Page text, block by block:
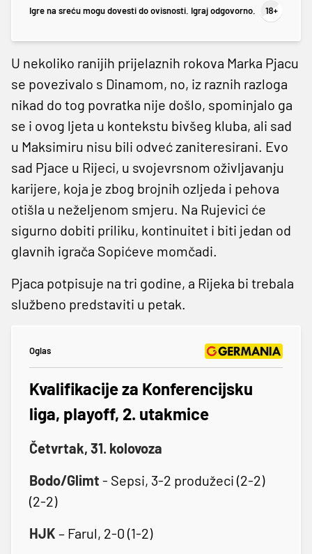
Igre na sreću mogu dovesti do ovisnosti. Igraj odgovorno.
U nekoliko ranijih prijelaznih rokova Marka Pjacu
se povezivalo s Dinamom, no, iz raznih razloga
nikad do tog povratka nije došlo, spominjalo ga
se i ovog ljeta u kontekstu bivšeg kluba, ali sad
u Maksimiru nisu bili odveć zaniteresirani. Evo
sad Pjace u Rijeci, u svojevrsnom oživljavanju
karijere, koja je zbog brojnih ozljeda i pehova
otišla u neželjenom smjeru. Na Rujevici će
sigurno dobiti priliku, kontinuitet i biti jedan od
glavnih igrača Sopićeve momčadi.
Pjaca potpisuje na tri godine, a Rijeka bi trebala
službeno predstaviti u petak.
Oglas
Kvalifikacije za Konferencijsku
liga, playoff, 2. utakmice
Četvrtak, 31. kolovoza
Bodo/Glimt - Sepsi, 3-2 produžeci (2-2)
(2-2)
HJK – Farul, 2-0 (1-2)